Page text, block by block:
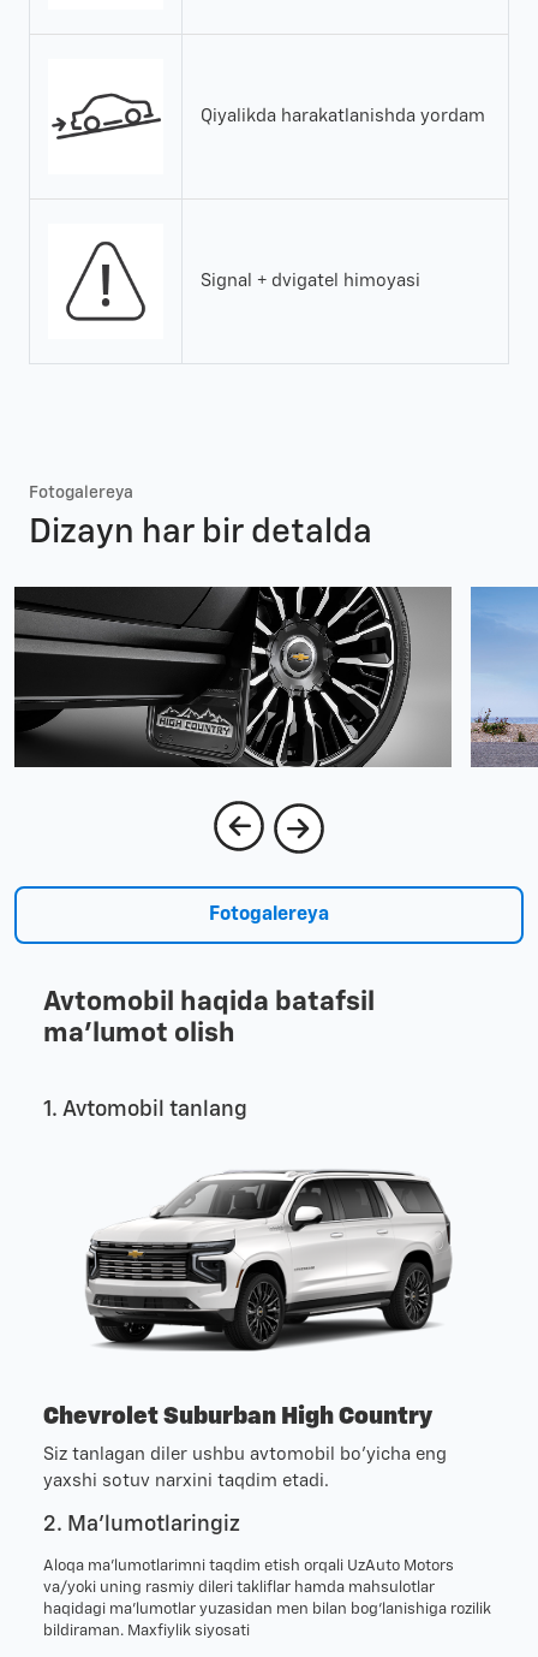
Qiyalikda harakatlanishda yordam
Signal + dvigatel himoyasi
Fotogalereya
Dizayn har bir detalda
Fotogalereya
Avtomobil haqida batafsil
ma'lumot olish
1. Avtomobil tanlang
Chevrolet Suburban High Country
Siz tanlagan diler ushbu avtomobil bo'yicha eng
yaxshi sotuv narxini taqdim etadi.
2. Ma'lumotlaringiz
Aloqa ma’lumotlarimni taqdim etish orqali UzAuto Motors
va/yoki uning rasmiy dileri takliflar hamda mahsulotlar
haqidagi ma’lumotlar yuzasidan men bilan bog‘lanishiga rozilik
bildiraman. Maxfiylik siyosati